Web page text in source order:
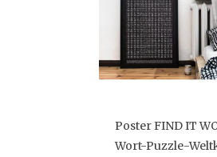
Poster FIND IT
Wort-Puzzle-